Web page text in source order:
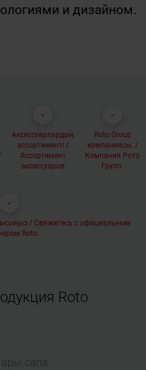
и дизайном.
keyboard_arrow_down
Аксессуарлардың
ассортименті /
Ассортимент
аксессуаров
keyboard_arrow_down
Roto Group
компаниясы. /
Компания Рото
Групп.
keyboard_arrow_down
/ Свяжитесь с официальным
Roto
Roto
сапа.